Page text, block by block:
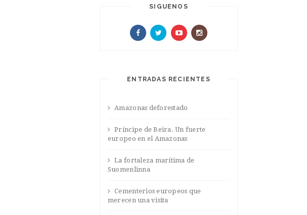
SIGUENOS
ENTRADAS RECIENTES
Amazonas deforestado
Príncipe de Beira. Un fuerte
europeo en el Amazonas
La fortaleza marítima de
Suomenlinna
Cementerios europeos que
merecen una visita